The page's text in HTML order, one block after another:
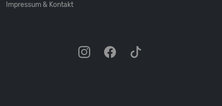
Impressum & Kontakt